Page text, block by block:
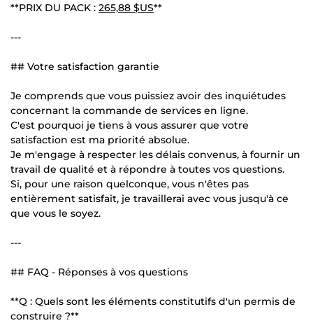
**PRIX DU PACK : 265,88 $US**
---
## Votre satisfaction garantie
Je comprends que vous puissiez avoir des inquiétudes
concernant la commande de services en ligne.
C'est pourquoi je tiens à vous assurer que votre
satisfaction est ma priorité absolue.
Je m'engage à respecter les délais convenus, à fournir un
travail de qualité et à répondre à toutes vos questions.
Si, pour une raison quelconque, vous n'êtes pas
entièrement satisfait, je travaillerai avec vous jusqu'à ce
que vous le soyez.
---
## FAQ - Réponses à vos questions
**Q : Quels sont les éléments constitutifs d'un permis de
construire ?**